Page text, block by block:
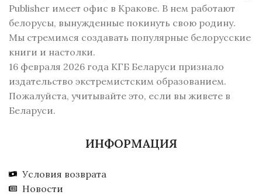
Publisher имеет офис в Кракове. В нем работают
белорусы, вынужденные покинуть свою родину.
Мы стремимся создавать популярные белорусские
книги и настолки.
16 февраля 2026 года КГБ Беларуси признало
издательство экстремистским образованием.
Пожалуйста, учитывайте это, если вы живете в
Беларуси.
ИНФОРМАЦИЯ
Условия возврата
Новости